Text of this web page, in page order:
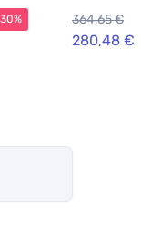
364,65 €
280,48 €